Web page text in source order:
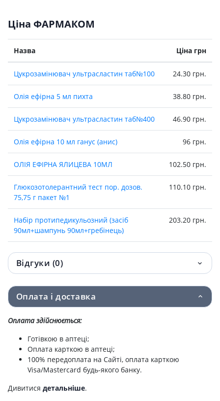
Ціна ФАРМАКОМ
Назва Ціна грн
Цукрозамiнювач ультрасластин таб№100 24.30 грн.
Олiя ефiрна 5 мл пихта 38.80 грн.
Цукрозамiнювач ультрасластин таб№400 46.90 грн.
Олiя ефiрна 10 мл ганус (анис) 96 грн.
ОЛІЯ ЕФІРНА ЯЛИЦЕВА 10МЛ 102.50 грн.
Глюкозотолерантний тест пор. дозов.
75,75 г пакет №1
110.10 грн.
Набiр протипедикульозний (засiб
90мл+шампунь 90мл+гребiнець)
203.20 грн.
Синудафен капс №30 313.40 грн.
Лактiалє пор 1г пак №10 365.70 грн.
Лактiалє капс 230мг №30 416.10 грн.
КЛИМОНА ГЕЛЬ Д/ІНТІМ ГІГІЕН ЗВОЛОЖ
Тестостерону пропiонат р-н д/iн. в
етилолеатi 5 % амп. 1 мл №5
Гепаргін розчин 10мл №20
Відгуки (0)
Оплата і доставка
Оплата здійснюється:
Готівкою в аптеці;
Оплата карткою в аптеці;
100% передоплата на Сайті, оплата карткою
Visa/Mastercard будь-якого банку.
Дивитися детальніше.